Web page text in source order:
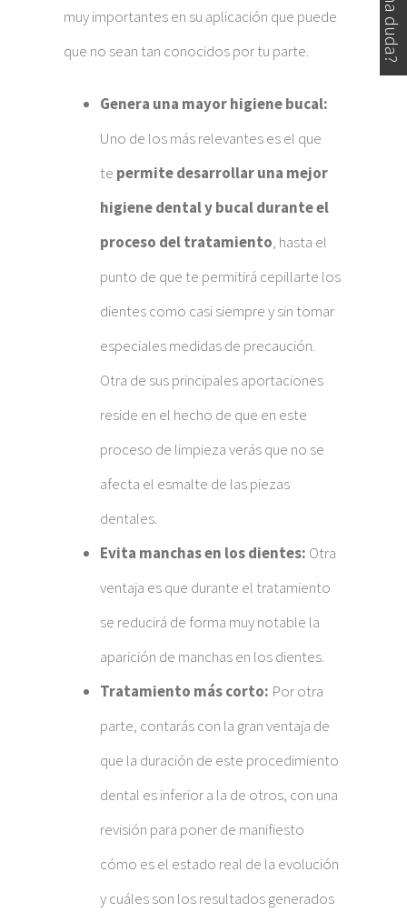
muy importantes en su aplicación que puede
que no sean tan conocidos por tu parte.
Genera una mayor higiene bucal:
Uno de los más relevantes es el que
te permite desarrollar una mejor
higiene dental y bucal durante el
proceso del tratamiento, hasta el
punto de que te permitirá cepillarte los
dientes como casi siempre y sin tomar
especiales medidas de precaución.
Otra de sus principales aportaciones
reside en el hecho de que en este
proceso de limpieza verás que no se
afecta el esmalte de las piezas
dentales.
Evita manchas en los dientes: Otra
ventaja es que durante el tratamiento
se reducirá de forma muy notable la
aparición de manchas en los dientes.
Tratamiento más corto: Por otra
parte, contarás con la gran ventaja de
que la duración de este procedimiento
dental es inferior a la de otros, con una
revisión para poner de manifiesto
cómo es el estado real de la evolución
y cuáles son los resultados generados